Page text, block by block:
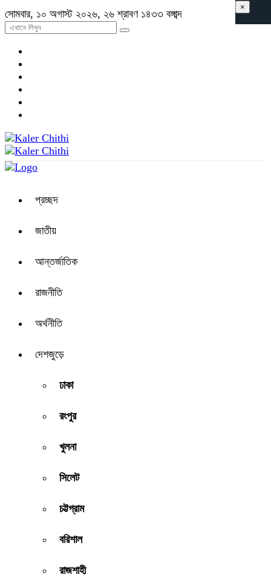
সোমবার, ১০ অগাস্ট ২০২৬, ২৬ শ্রাবণ ১৪৩৩ বঙ্গাব্দ
প্রচ্ছদ
জাতীয়
আন্তর্জাতিক
রাজনীতি
অর্থনীতি
দেশজুড়ে
ঢাকা
রংপুর
খুলনা
সিলেট
চট্টগ্রাম
বরিশাল
রাজশাহী
×